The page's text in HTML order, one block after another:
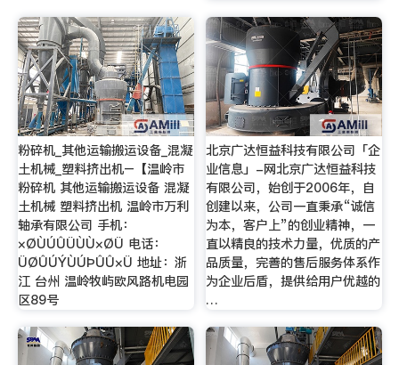
粉碎机_其他运输搬运设备_混凝
土机械_塑料挤出机–【温岭市
粉碎机 其他运输搬运设备 混凝
土机械 塑料挤出机 温岭市万利
轴承有限公司 手机：
×ØÙÚÛÜÙÙ×ØÜ 电话：
ÜØÛÚÝÙÚÞÛÛ×Ü 地址：浙
江 台州 温岭牧屿欧风路机电园
区89号
北京广达恒益科技有限公司「企
业信息」-网北京广达恒益科技
有限公司，始创于2006年，自
创建以来，公司一直秉承“诚信
为本，客户上”的创业精神，一
直以精良的技术力量，优质的产
品质量，完善的售后服务体系作
为企业后盾，提供给用户优越的
…